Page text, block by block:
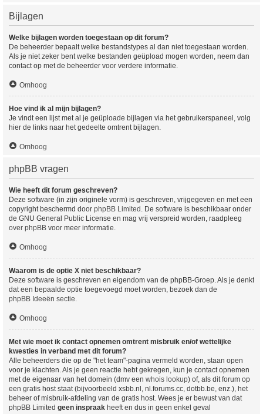
Bijlagen
Welke bijlagen worden toegestaan op dit forum?
De beheerder bepaalt welke bestandstypes al dan niet toegestaan worden.
Als je niet zeker bent welke bestanden geüpload mogen worden, neem dan
contact op met de beheerder voor verdere informatie.
Omhoog
Hoe vind ik al mijn bijlagen?
Je vindt een lijst met al je geüploade bijlagen via het gebruikerspaneel, volg
hier de links naar het gedeelte omtrent bijlagen.
Omhoog
phpBB vragen
Wie heeft dit forum geschreven?
Deze software (in zijn originele vorm) is geschreven, vrijgegeven en met een
copyright beschermd door phpBB Limited . De software is beschikbaar onder
de GNU General Public License en mag vrij verspreid worden, raadpleeg
over phpBB voor meer informatie.
Omhoog
Waarom is de optie X niet beschikbaar?
Deze software is geschreven en eigendom van de phpBB-Groep. Als je denkt
dat een bepaalde optie toegevoegd moet worden, bezoek dan de
phpBB Ideeën sectie.
Omhoog
Met wie moet ik contact opnemen omtrent misbruik en/of wettelijke
kwesties in verband met dit forum?
Alle beheerders die op de "het team"-pagina vermeld worden, staan open
voor je klachten. Als je geen reactie hebt gekregen, kun je contact opnemen
met de eigenaar van het domein (dmv een whois lookup) of, als dit forum op
een gratis host staat (bijvoorbeeld xsbb.nl, nl.forums.cc, dotbb.be, enz.), het
beheer of misbruik-afdeling van de gratis host. Wees je er bewust van dat
phpBB Limited geen inspraak heeft en dus in geen enkel geval